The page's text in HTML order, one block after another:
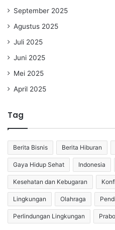
September 2025
Agustus 2025
Juli 2025
Juni 2025
Mei 2025
April 2025
Tag
Berita Bisnis Berita Hiburan
Gaya Hidup Sehat Indonesia
Kesehatan dan Kebugaran
Lingkungan Olahraga
Perlindungan Lingkungan